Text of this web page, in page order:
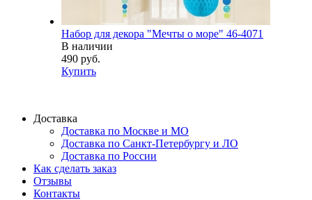
Набор для декора "Мечты о море" 46-4071
В наличии
490 руб.
Купить
Доставка
Доставка по Москве и МО
Доставка по Санкт-Петербургу и ЛО
Доставка по России
Как сделать заказ
Отзывы
Контакты